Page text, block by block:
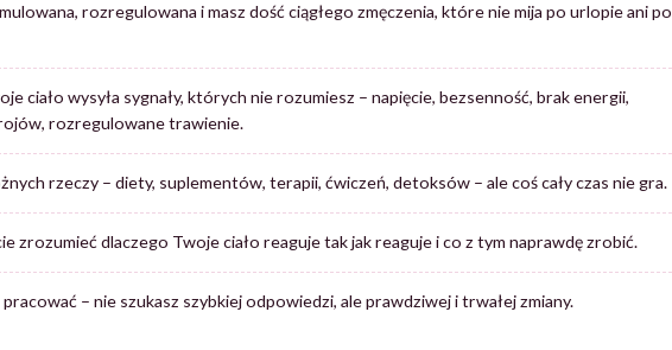
rozregulowana i masz dość ciągłego zmęczenia, które nie mija po urlopie ani po
ciało wysyła sygnały, których nie rozumiesz – napięcie, bezsenność, brak energii,
rozregulowane trawienie.
rzeczy – diety, suplementów, terapii, ćwiczeń, detoksów – ale coś cały czas nie gra.
zrozumieć dlaczego Twoje ciało reaguje tak jak reaguje i co z tym naprawdę zrobić.
– nie szukasz szybkiej odpowiedzi, ale prawdziwej i trwałej zmiany.